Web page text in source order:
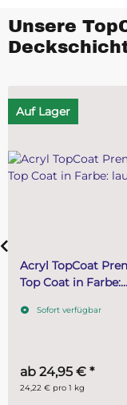
Unsere
Auf Lager
Acryl TopCoat
Top Coat in Farbe:
Sofort verfügbar
ab 24,95 € *
24,22 € pro 1 kg